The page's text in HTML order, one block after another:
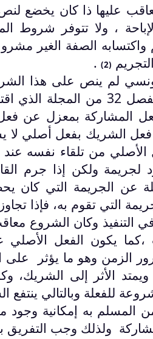
عليها ذا كان يخضع
، ولا تتوفر شروط
واكتسابه الصفة الغير
(2)
.
لم ينص على هذا
أنه :
المشاركة بمعزل عن
فعل الشريك بفعل أصلي
من تلقاء نفسه عند
لجريمة ولكن إذا جرم
عن الجريمة التي
التي تقوم به، فإذا
التنفيذ وكان الشروع
،كما يكون الفعل
الزمن وهو ما يؤثر على
ويمتد الأثر إلى الشريك،
للفعلة وبالتالي
المسلم به إمكانية وجود
ولذلك وجب التفريق